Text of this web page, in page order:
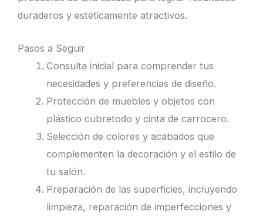
duraderos y estéticamente atractivos.
Pasos a Seguir
Consulta inicial para comprender tus
necesidades y preferencias de diseño.
Protección de muebles y objetos con
plástico cubretodo y cinta de carrocero.
Selección de colores y acabados que
complementen la decoración y el estilo de
tu salón.
Preparación de las superficies, incluyendo
limpieza, reparación de imperfecciones y